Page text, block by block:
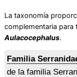
La taxonomía
complementaria para
Aulacocephalus.
Familia
de la familia